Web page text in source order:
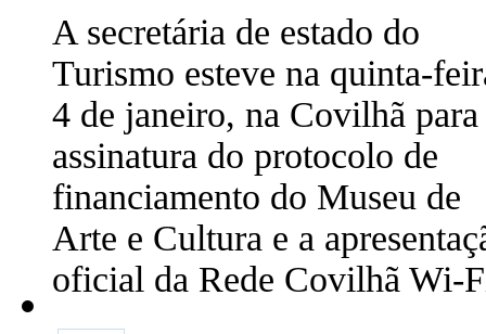
A secretária de estado do
Turismo esteve na quinta-
4 de janeiro, na Covilhã para
assinatura do protocolo de
financiamento do Museu de
Arte e Cultura e a
oficial da Rede Covilhã Wi-